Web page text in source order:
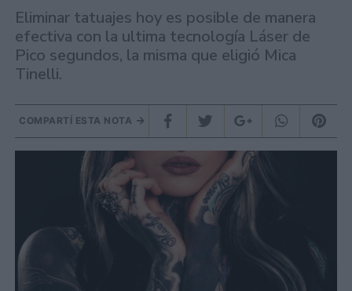
Eliminar tatuajes hoy es posible de manera
efectiva con la ultima tecnología Láser de
Pico segundos, la misma que eligió Mica
Tinelli.
COMPARTÍ ESTA NOTA